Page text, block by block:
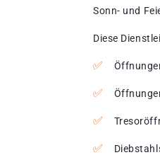
Sonn- und
Diese